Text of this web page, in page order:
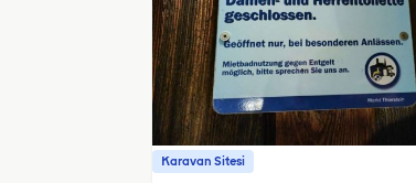
Karavan Sitesi